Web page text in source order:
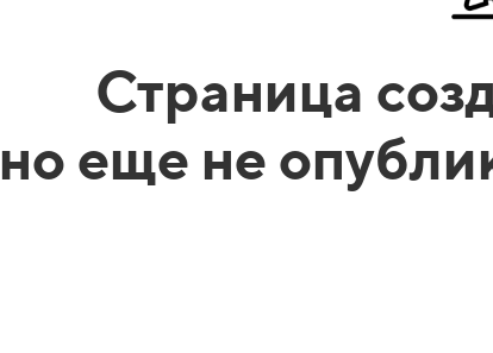
Страница
но еще не